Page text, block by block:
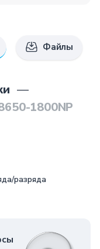
Файлы
—
1800NP
разряда